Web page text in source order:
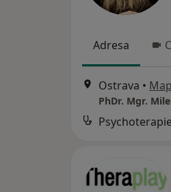
Adresa
Ostrava •
PhDr. Mgr.
Psychoterapie